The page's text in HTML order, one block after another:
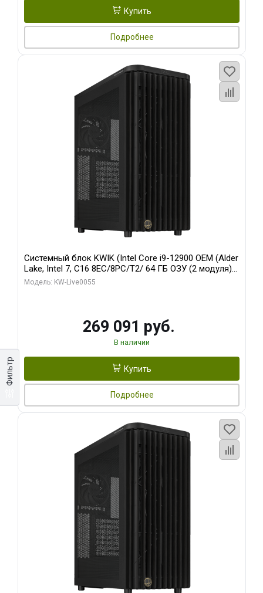
Фильтр
Купить
Подробнее
Системный блок KWIK (Intel Core i9-12900 OEM (Alder
Lake, Intel 7, C16 8EC/8PC/T2/ 64 ГБ ОЗУ (2 модуля)/
MSI RTX5080 SHADOW 3X OC 16GB GDDR7 256bit 3xDP
Модель: KW-Live0055
269 091 руб.
В наличии
Купить
Подробнее